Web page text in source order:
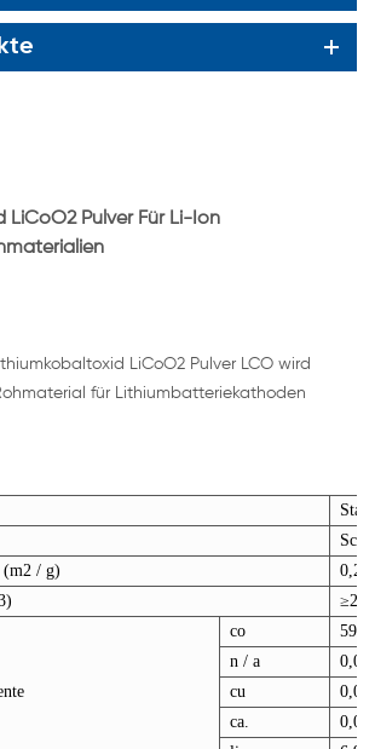
LiCoO2 Pulver Für Li-Ion
LiCoO2 Pulver LCO wird
für Lithiumbatteriekathoden
(m2 / g)
0,2
≥2,8
co
59 ~
n / a
cu
ca.